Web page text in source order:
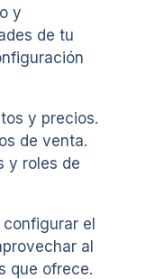
y
de tu
y precios.
de venta.
y roles de
el
al
que ofrece.